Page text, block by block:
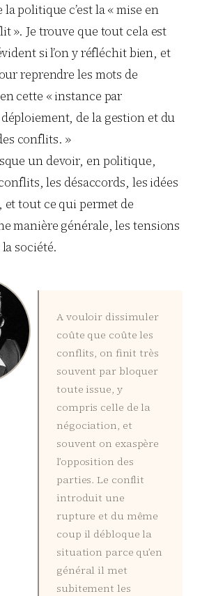
politique c’est la « mise en
». Je trouve que tout cela est
si l’on y réfléchit bien, et
reprendre les mots de
cette « instance par
de la gestion et du
conflits. »
un devoir, en politique,
les désaccords, les idées
tout ce qui permet de
manière générale, les tensions
société.
A vouloir dissimuler
coûte que coûte les
conflits, on finit très
souvent par bloquer
toute issue, y
compris celle de la
négociation, et
souvent on exaspère
l’opposition des
parties. Le conflit
introduit une
rupture et du même
coup il débloque la
situation parce qu’en
général il met
subitement les